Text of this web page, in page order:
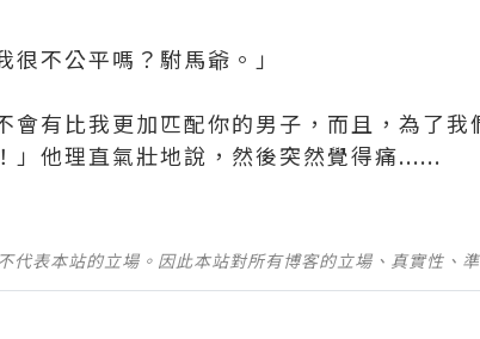
不公平嗎？駙馬爺。」
會有比我更加匹配你的男子，而且，為了
」他理直氣壯地說，然後突然覺得痛......
代表本站的立場。因此本站對所有博客的立場、真實性、